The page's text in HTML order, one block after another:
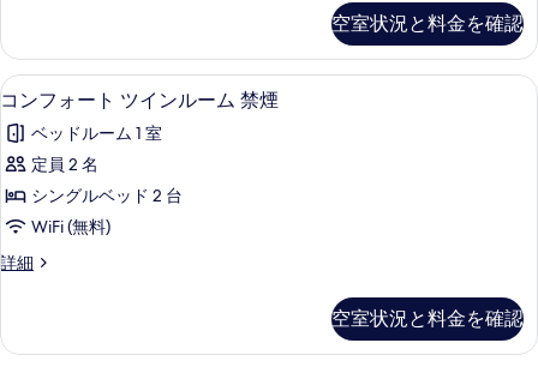
の
写
真
を
表
示
る
ン
ル
ー
ム
禁
煙
の
す
の
ー
ド
ツ
ン
ル
ム
禁
の
空室状況と料金を確認
コ
ン
フ
ォ
ー
ツ
ン
コンフォート ツインルーム 禁煙 | 羽
6
コンフォート ツインルーム 禁煙
ベッドルーム 1 室
定員 2 名
シングルベッド 2 台
WiFi (無料)
詳細
コ
ー
空室状況と料金を確認